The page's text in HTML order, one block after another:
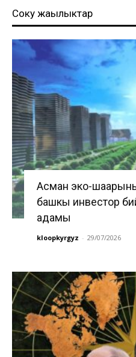
Соңку жаңылыктар
Асман эко-
башкы инвестор
адамы
kloopkyrgyz - 29/07/2026